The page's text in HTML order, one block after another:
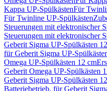
Kappa UP-SpülkästenFür
Für Twinline UP-Spülkästen
Steuerungen mit elektronischer
Steuerungen mit elektronischer
Geberit Sigma UP-Spülkästen
für Geberit Sigma UP-
Omega UP-Spülkästen 12 cm
Geberit Omega UP-Spülkästen
Geberit Sigma UP-Spülkästen
Batteriebetrieb, für Geberit